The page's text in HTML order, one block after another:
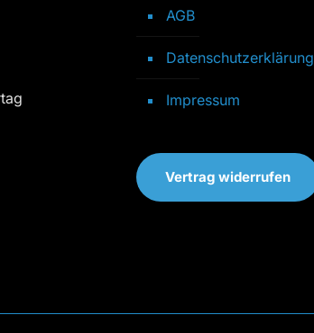
AGB
Datenschutzerklärung
Impressum
Vertrag widerrufen